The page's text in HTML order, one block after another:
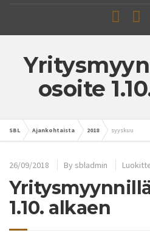
osoite
SBL Ajankohtaista 2018 syyskuu
26/09/2018 By sbladmin
1.10. alkaen